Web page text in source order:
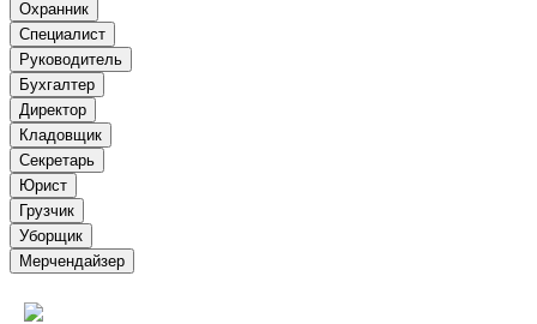
Охранник
Специалист
Руководитель
Бухгалтер
Директор
Кладовщик
Секретарь
Юрист
Грузчик
Уборщик
Мерчендайзер